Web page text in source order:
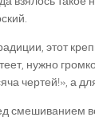
этот
нужно
чертей!», а
смешиванием